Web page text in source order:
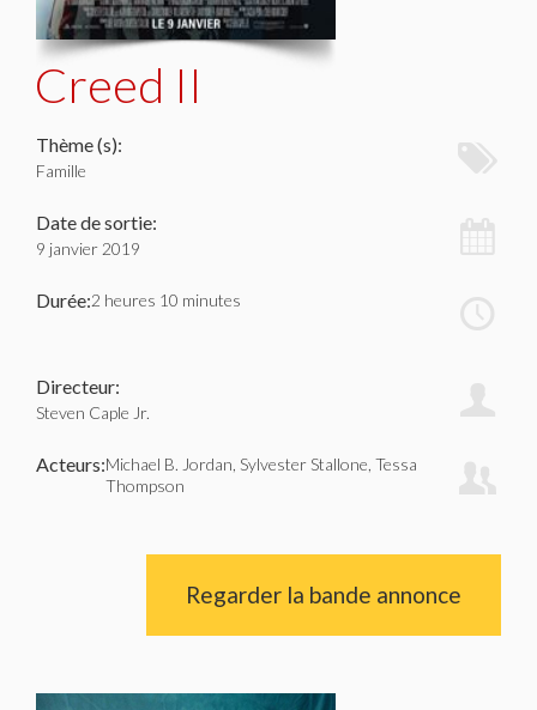
Creed II
Thème (s):
Famille
Date de sortie:
9 janvier 2019
Durée:2 heures 10 minutes
Directeur:
Steven Caple Jr.
Acteurs:Michael B. Jordan, Sylvester Stallone, Tessa
Thompson
Regarder la bande annonce